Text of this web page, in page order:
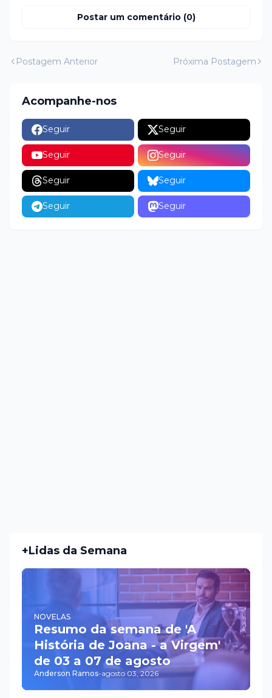
Postar um comentário (0)
Postagem Anterior Próxima Postagem
Acompanhe-nos
Seguir Seguir
Seguir Seguir
Seguir Seguir
Seguir Seguir
+Lidas da Semana
NOVELAS
Resumo da semana de 'A
História de Joana - a Virgem'
de 03 a 07 de agosto
Anderson Ramos-agosto 03, 2026